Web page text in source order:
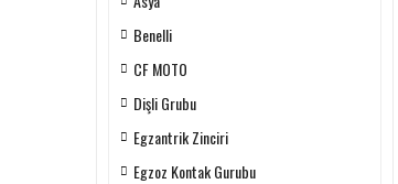
Benelli
CF MOTO
Dişli Grubu
Egzantrik Zinciri
Egzoz Kontak Gurubu